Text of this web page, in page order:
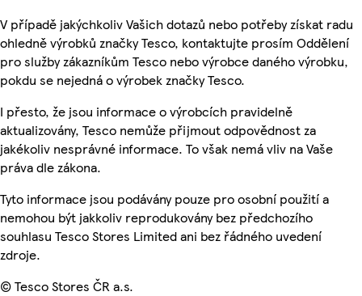
V případě jakýchkoliv Vašich dotazů nebo potřeby získat radu
ohledně výrobků značky Tesco, kontaktujte prosím Oddělení
pro služby zákazníkům Tesco nebo výrobce daného výrobku,
pokdu se nejedná o výrobek značky Tesco.
I přesto, že jsou informace o výrobcích pravidelně
aktualizovány, Tesco nemůže přijmout odpovědnost za
jakékoliv nesprávné informace. To však nemá vliv na Vaše
práva dle zákona.
Tyto informace jsou podávány pouze pro osobní použití a
nemohou být jakkoliv reprodukovány bez předchozího
souhlasu Tesco Stores Limited ani bez řádného uvedení
zdroje.
© Tesco Stores ČR a.s.